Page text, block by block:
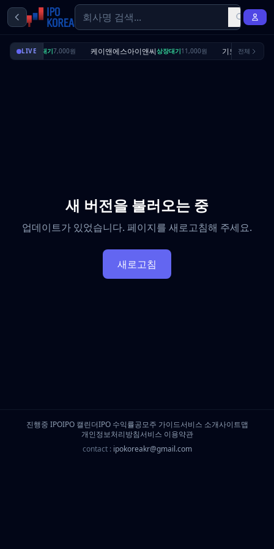
LIVE
리셔스상장대기7,000원 케이앤에스아이앤씨상장대기11,000원 기도산업 수요예
전체
새 버전을 불러오는 중
업데이트가 있었습니다. 페이지를 새로고침해 주세요.
새로고침
진행중 IPOIPO 캘린더IPO 수익률공모주 가이드서비스 소개사이트맵
개인정보처리방침서비스 이용약관
contact : ipokoreakr@gmail.com